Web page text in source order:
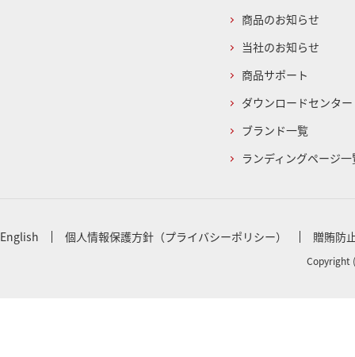
商品のお知らせ
当社のお知らせ
商品サポート
ダウンロードセンター
ブランド一覧
ランディングページ一
English 個人情報保護方針（プライバシーポリシー） 贈賄防
Copyright